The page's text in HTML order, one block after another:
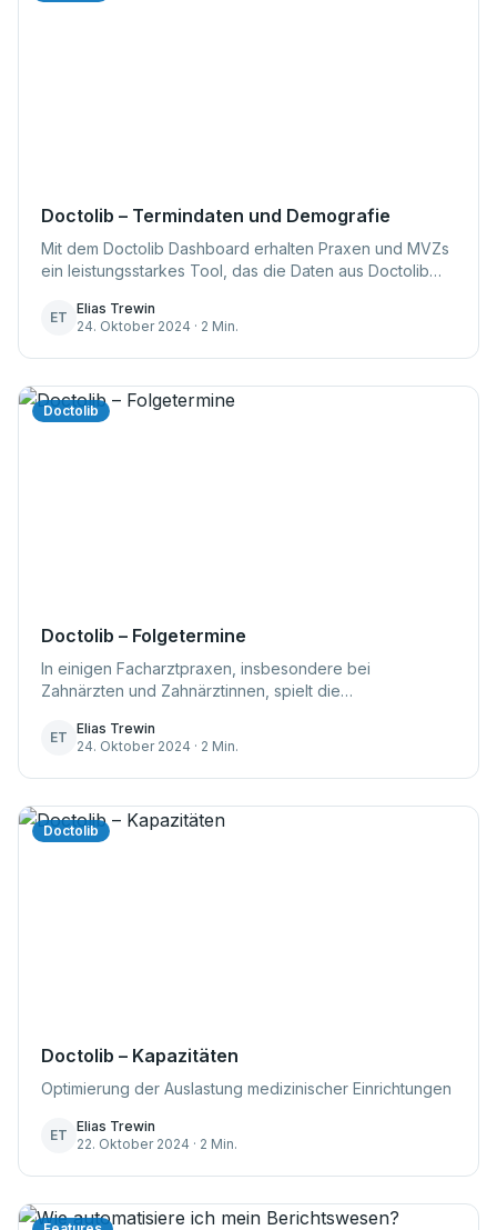
Doctolib – Termindaten und Demografie
Mit dem Doctolib Dashboard erhalten Praxen und MVZs
ein leistungsstarkes Tool, das die Daten aus Doctolib
Terminmanagement ermöglicht. Die Date...
ET
Elias Trewin
24. Oktober 2024 · 2 Min.
Doctolib
Doctolib – Folgetermine
In einigen Facharztpraxen, insbesondere bei
Zahnärzten und Zahnärztinnen, spielt die
langfristigen Erfolg der Praxis. Eine der effektivsten
Methoden zur Patientenbindung ...
ET
Elias Trewin
24. Oktober 2024 · 2 Min.
Doctolib
Doctolib – Kapazitäten
Optimierung der Auslastung medizinischer Einrichtungen
ET
Elias Trewin
22. Oktober 2024 · 2 Min.